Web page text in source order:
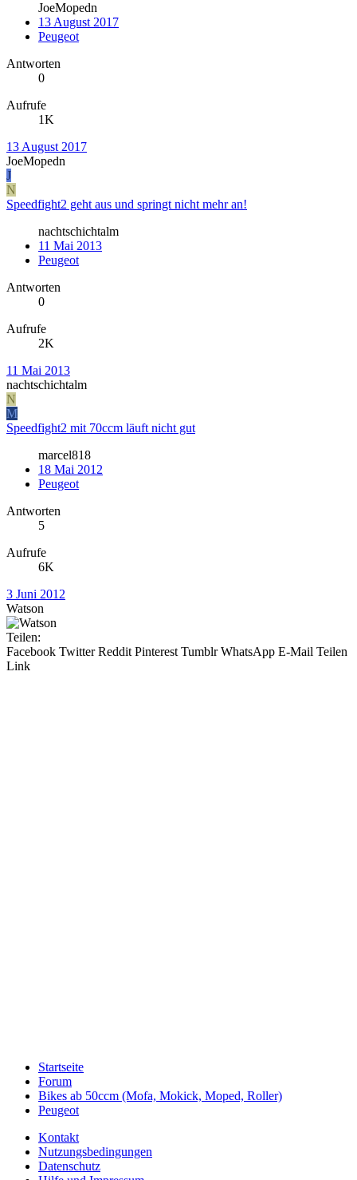
JoeMopedn
13 August 2017
Peugeot
Antworten
0
Aufrufe
1K
13 August 2017
JoeMopedn
J
N
Speedfight2 geht aus und springt nicht mehr an!
nachtschichtalm
11 Mai 2013
Peugeot
Antworten
0
Aufrufe
2K
11 Mai 2013
nachtschichtalm
N
M
Speedfight2 mit 70ccm läuft nicht gut
marcel818
18 Mai 2012
Peugeot
Antworten
5
Aufrufe
6K
3 Juni 2012
Watson
Teilen:
Facebook Twitter Reddit Pinterest Tumblr WhatsApp E-Mail Teilen
Link
Startseite
Forum
Bikes ab 50ccm (Mofa, Mokick, Moped, Roller)
Peugeot
Kontakt
Nutzungsbedingungen
Datenschutz